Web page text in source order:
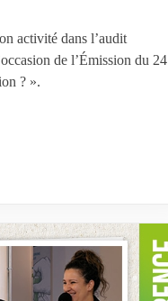
activité dans l’audit
de l’Émission du 24
? ».